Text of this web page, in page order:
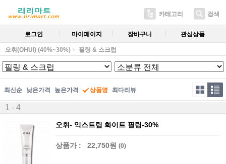
카테고리 검색
로그인 마이페이지 장바구니 관심상품
오휘(OHUI) (40%~30%) 필링 & 스크럽
최신순 낮은가격 높은가격 상품명 최다리뷰
1 - 4
오휘- 익스트림 화이트 필링-30%
상품가 : 22,750원 (0)